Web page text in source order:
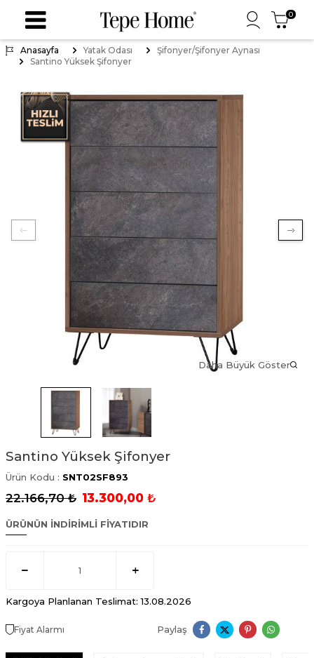
0
Anasayfa Yatak Odası
Şifonyer/Şifonyer Aynası
Santino Yüksek Şifonyer
Daha Büyük Göster
Santino Yüksek Şifonyer
Ürün Kodu : SNT02SF893
22.166,70₺ 13.300,00 ₺
ÜRÜNÜN İNDİRİMLİ FİYATIDIR
Kargoya Planlanan Teslimat: 13.08.2026
Fiyat Alarmı Paylaş